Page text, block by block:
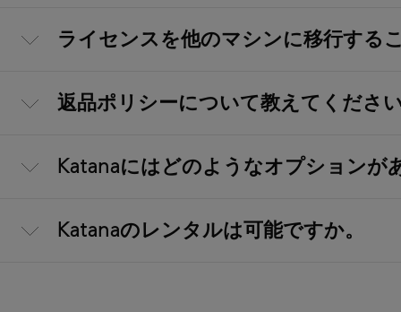
ライセンスを他のマシンに移行する
返品ポリシーについて教えてください
Katanaにはどのようなオプションが
Katanaのレンタルは可能ですか。